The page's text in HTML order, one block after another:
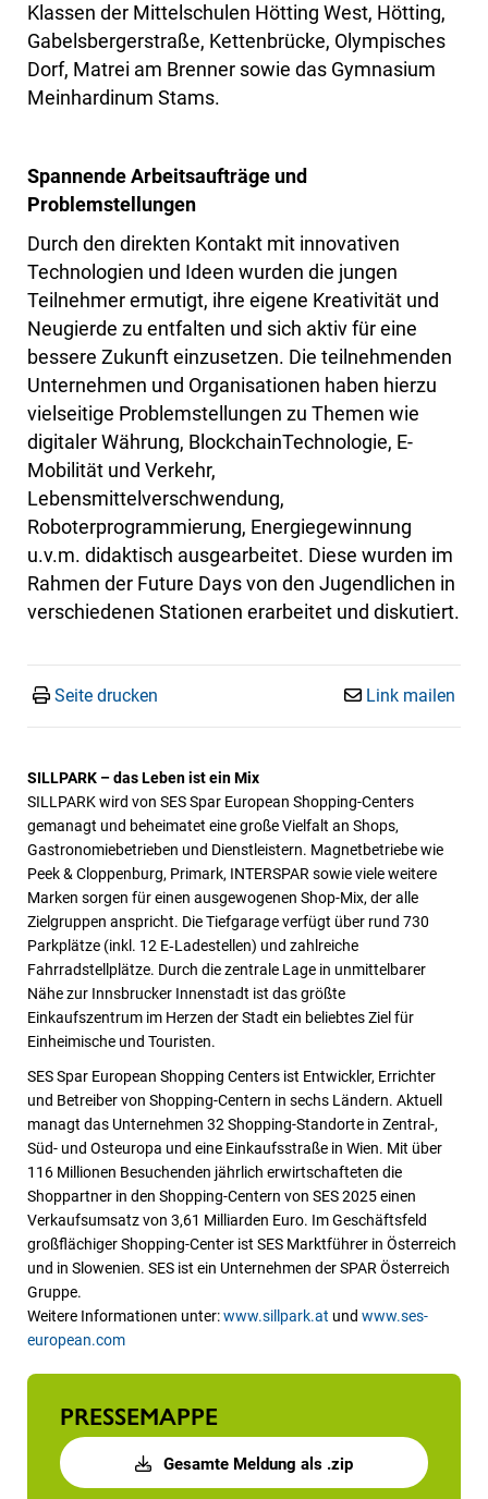
Klassen der Mittelschulen Hötting West, Hötting,
Gabelsbergerstraße, Kettenbrücke, Olympisches
Dorf, Matrei am Brenner sowie das Gymnasium
Meinhardinum Stams.
Spannende Arbeitsaufträge und
Problemstellungen
Durch den direkten Kontakt mit innovativen
Technologien und Ideen wurden die jungen
Teilnehmer ermutigt, ihre eigene Kreativität und
Neugierde zu entfalten und sich aktiv für eine
bessere Zukunft einzusetzen. Die teilnehmenden
Unternehmen und Organisationen haben hierzu
vielseitige Problemstellungen zu Themen wie
digitaler Währung, BlockchainTechnologie, E-
Mobilität und Verkehr,
Lebensmittelverschwendung,
Roboterprogrammierung, Energiegewinnung
u.v.m. didaktisch ausgearbeitet. Diese wurden im
Rahmen der Future Days von den Jugendlichen in
verschiedenen Stationen erarbeitet und diskutiert.
Seite drucken Link mailen
SILLPARK – das Leben ist ein Mix
SILLPARK wird von SES Spar European Shopping-Centers
gemanagt und beheimatet eine große Vielfalt an Shops,
Gastronomiebetrieben und Dienstleistern. Magnetbetriebe wie
Peek & Cloppenburg, Primark, INTERSPAR sowie viele weitere
Marken sorgen für einen ausgewogenen Shop-Mix, der alle
Zielgruppen anspricht. Die Tiefgarage verfügt über rund 730
Parkplätze (inkl. 12 E‑Ladestellen) und zahlreiche
Fahrradstellplätze. Durch die zentrale Lage in unmittelbarer
Nähe zur Innsbrucker Innenstadt ist das größte
Einkaufszentrum im Herzen der Stadt ein beliebtes Ziel für
Einheimische und Touristen.
SES Spar European Shopping Centers ist Entwickler, Errichter
und Betreiber von Shopping-Centern in sechs Ländern. Aktuell
managt das Unternehmen 32 Shopping-Standorte in Zentral-,
Süd- und Osteuropa und eine Einkaufsstraße in Wien. Mit über
116 Millionen Besuchenden jährlich erwirtschafteten die
Shoppartner in den Shopping-Centern von SES 2025 einen
Verkaufsumsatz von 3,61 Milliarden Euro. Im Geschäftsfeld
großflächiger Shopping-Center ist SES Marktführer in Österreich
und in Slowenien. SES ist ein Unternehmen der SPAR Österreich
Gruppe.
Weitere Informationen unter:www.sillpark.at und www.ses-
european.com
PRESSEMAPPE
Gesamte Meldung als .zip